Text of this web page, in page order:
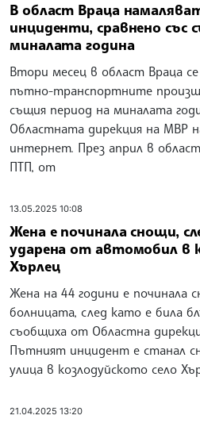
В област Враца
инциденти, сравнено със
миналата година
Втори месец в област Враца
пътно-транспортните
същия период на миналата
Областната дирекция на МВР
интернет. През април в
ПТП, от
13.05.2025 10:08
Жена е починала снощи,
ударена от автомобил в
Хърлец
Жена на 44 години е починала
болницата, след като е била
съобщиха от Областна
Пътният инцидент е станал
улица в козлодуйското село
21.04.2025 13:20